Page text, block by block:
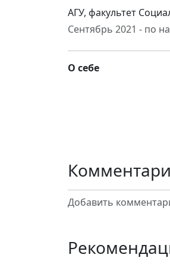
АГУ, факультет
Сентябрь 2021 - по
О себе
Добавить